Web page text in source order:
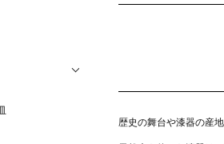
歴史の舞台や漆器の産